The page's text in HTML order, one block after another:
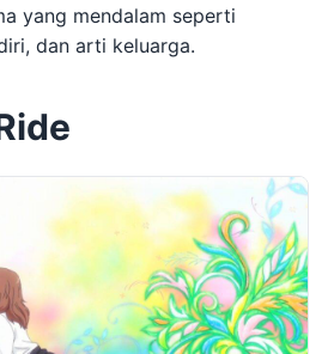
yang mendalam seperti
dan arti keluarga.